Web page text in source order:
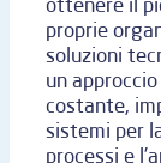
proprie
soluzioni
un
costante,
sistemi per
processi e